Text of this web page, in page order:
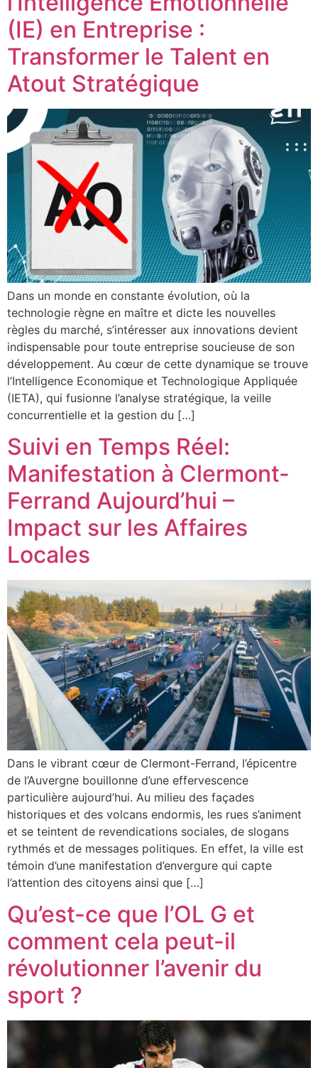
(IE) en Entreprise :
Transformer le Talent en
Atout Stratégique
Dans un monde en constante évolution, où la
technologie règne en maître et dicte les nouvelles
règles du marché, s’intéresser aux innovations devient
indispensable pour toute entreprise soucieuse de son
développement. Au cœur de cette dynamique se trouve
l’Intelligence Economique et Technologique Appliquée
(IETA), qui fusionne l’analyse stratégique, la veille
concurrentielle et la gestion du […]
Suivi en Temps Réel:
Manifestation à Clermont-
Ferrand Aujourd’hui –
Impact sur les Affaires
Locales
Dans le vibrant cœur de Clermont-Ferrand, l’épicentre
de l’Auvergne bouillonne d’une effervescence
particulière aujourd’hui. Au milieu des façades
historiques et des volcans endormis, les rues s’animent
et se teintent de revendications sociales, de slogans
rythmés et de messages politiques. En effet, la ville est
témoin d’une manifestation d’envergure qui capte
l’attention des citoyens ainsi que […]
Qu’est-ce que l’OL G et
comment cela peut-il
révolutionner l’avenir du
sport ?